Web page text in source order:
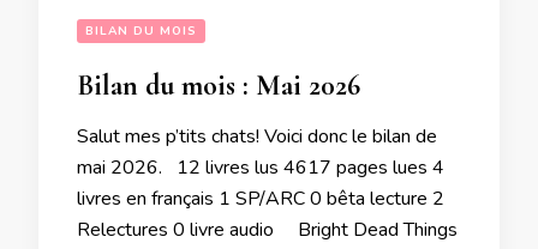
BILAN DU MOIS
Bilan du mois : Mai 2026
Salut mes p’tits chats! Voici donc le bilan de
mai 2026. 12 livres lus 4617 pages lues 4
livres en français 1 SP/ARC 0 bêta lecture 2
Relectures 0 livre audio Bright Dead Things